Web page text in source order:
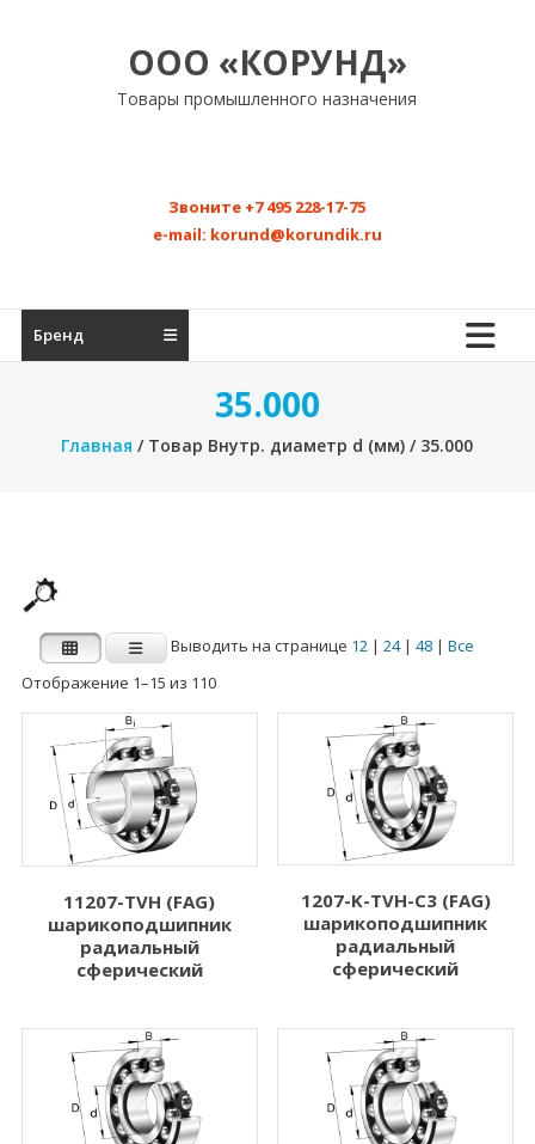
ООО «КОРУНД»
Товары промышленного назначения
Звоните +7 495 228-17-75
e-mail: korund@korundik.ru
Бренд
35.000
Главная / Товар Внутр. диаметр d (мм) / 35.000
FAG INA
Категории
Внутренний
диаметр d (мм)
1.000
2.000
4.000
4.762
Показать больше
Наружный диаметр
D (мм)
3.000
5.000
7.000
8.000
Показать больше
Выводить на странице 12| 24| 48| Все
Отображение 1–15 из 110
11207-TVH (FAG)
шарикоподшипник
радиальный
сферический
1207-K-TVH-C3 (FAG)
шарикоподшипник
радиальный
сферический